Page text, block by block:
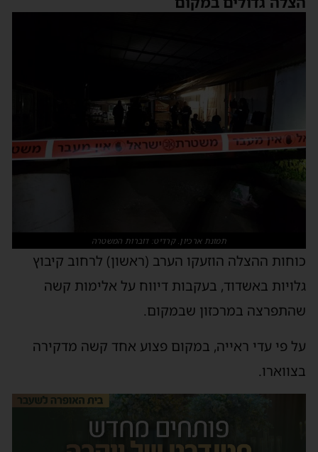
תמונת ארכיון. קרדיט: דוברות המשטרה
ההצלה הוזעקו הערב (ראשון) לרחוב קיבוץ
באשדוד, בעקבות דיווח על אלימות קשה
במרכזון שבמקום.
פי עדי ראייה, במקום פצוע אחד קשה מדקירה